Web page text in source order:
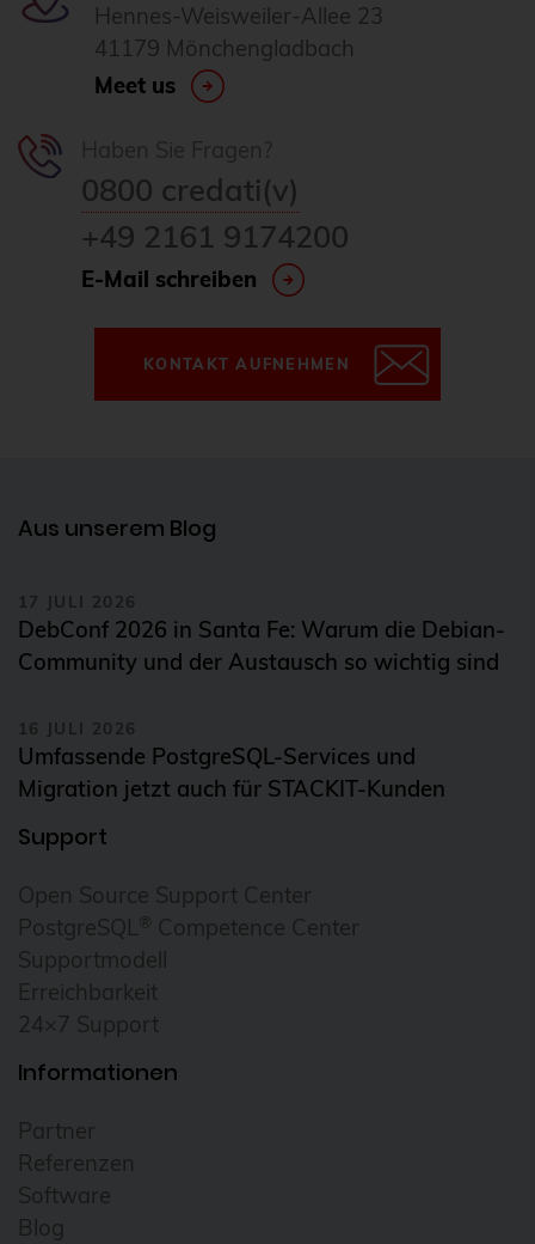
Hennes-Weisweiler-Allee 23
41179 Mönchengladbach
Meet us
0800 credati(v)
+49 2161 9174200
E-Mail schreiben
KONTAKT AUFNEHMEN
Aus unserem Blog
17 JULI 2026
DebConf 2026 in Santa Fe: Warum die Debian-
Community und der Austausch so wichtig sind
16 JULI 2026
Umfassende PostgreSQL-Services und
Migration jetzt auch für STACKIT-Kunden
Support
Open Source Support Center
PostgreSQL ® Competence Center
Supportmodell
Erreichbarkeit
24×7 Support
Informationen
Partner
Referenzen
Software
Blog